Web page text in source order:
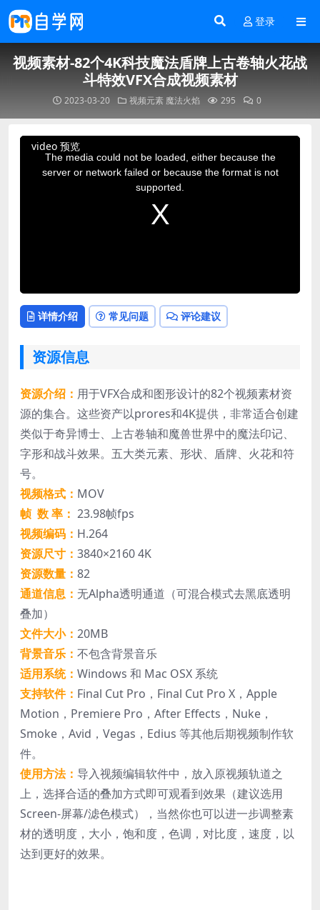
登录
视频素材-82个4K科技魔法盾牌上古卷轴火花战
斗特效VFX合成视频素材
2023-03-20 视频元素 魔法火焰 295 0
video 预览
This
The media could not be loaded, either because the
server or network failed or because the format is not
supported.
详情介绍 常见问题 评论建议
资源信息
资源介绍： 用于VFX合成和图形设计的82个视频素材资
源的集合。这些资产以prores和4K提供，非常适合创建
类似于奇异博士、上古卷轴和魔兽世界中的魔法印记、
字形和战斗效果。五大类元素、形状、盾牌、火花和符
号。
视频格式： MOV
帧 数 率： 23.98帧fps
视频编码： H.264
资源尺寸： 3840×2160 4K
资源数量： 82
通道信息： 无Alpha透明通道（可混合模式去黑底透明
叠加）
文件大小： 20MB
背景音乐： 不包含背景音乐
适用系统： Windows 和 Mac OSX 系统
支持软件： Final Cut Pro，Final Cut Pro X，Apple
Motion，Premiere Pro，After Effects，Nuke，
Smoke，Avid，Vegas，Edius 等其他后期视频制作软
件。
使用方法： 导入视频编辑软件中，放入原视频轨道之
上，选择合适的叠加方式即可观看到效果（建议选用
Screen-屏幕/滤色模式），当然你也可以进一步调整素
材的透明度，大小，饱和度，色调，对比度，速度，以
达到更好的效果。